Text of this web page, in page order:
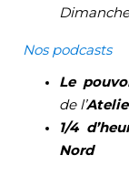
Nos podcasts
Le
de l’Ate
1/4
Nord